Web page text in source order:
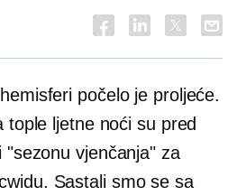
počelo je proljeće.
tople ljetne noći su pred
vjenčanja" za
Sastali smo se sa